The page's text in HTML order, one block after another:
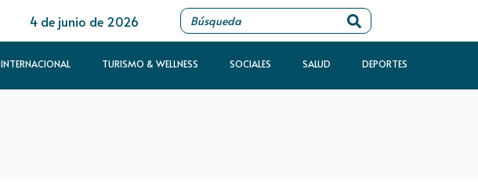
4 de junio de 2026
INTERNACIONAL TURISMO & WELLNESS SOCIALES SALUD DEPORTES